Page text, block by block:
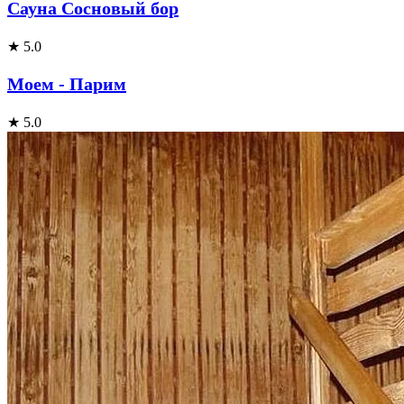
Сауна Сосновый бор
★ 5.0
Моем - Парим
★ 5.0